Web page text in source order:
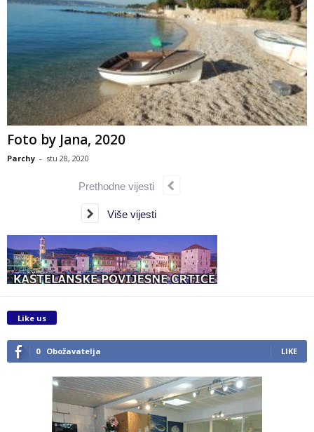
Foto by Jana, 2020
Parchy - stu 28, 2020
Prethodne vijesti
Više vijesti
Like us
0 Obožavatelja LIKE